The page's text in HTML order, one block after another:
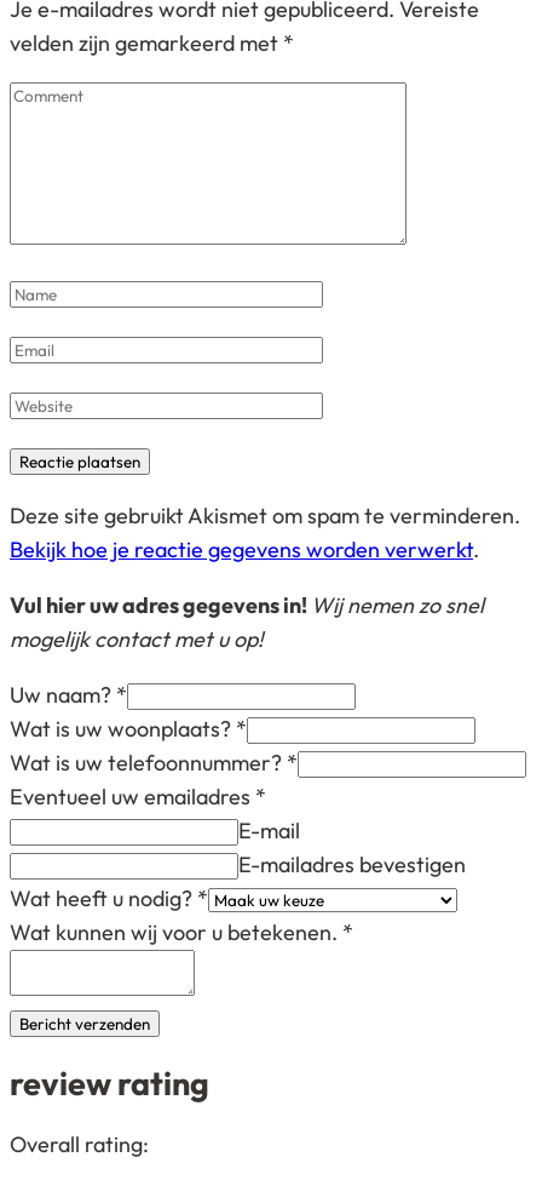
Je e-mailadres wordt niet gepubliceerd. Vereiste
velden zijn gemarkeerd met *
Comment
Name*
Email*
Website
Deze site gebruikt Akismet om spam te verminderen.
Bekijk hoe je reactie gegevens worden verwerkt.
Vul hier uw adres gegevens in! Wij nemen zo snel
mogelijk contact met u op!
Uw naam? *
Wat is uw woonplaats? *
Wat is uw telefoonnummer? *
Eventueel uw emailadres *
E-mail
E-mailadres bevestigen
Wat heeft u nodig? *
Wat kunnen wij voor u betekenen. *
Bericht verzenden
review rating
4,2
Overall rating: